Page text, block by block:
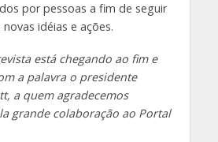
por pessoas a fim de seguir
idéias e ações.
está chegando ao fim e
a palavra o presidente
a quem agradecemos
grande colaboração ao Portal